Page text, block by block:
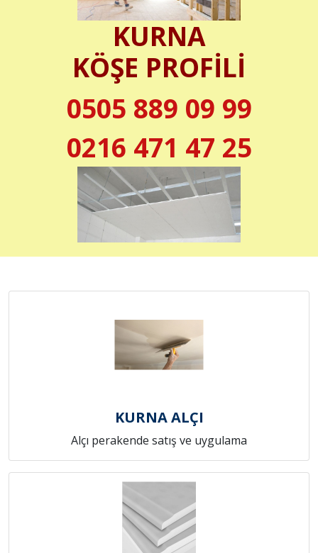
KURNA
KÖŞE PROFİLİ
0505 889 09 99
0216 471 47 25
KURNA ALÇI
Alçı perakende satış ve uygulama